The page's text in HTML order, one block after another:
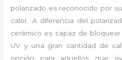
polarizado es reconocido por
calor. A diferencia del
cerámico es capaz de
UV y una gran cantidad de
opción para aquellos que